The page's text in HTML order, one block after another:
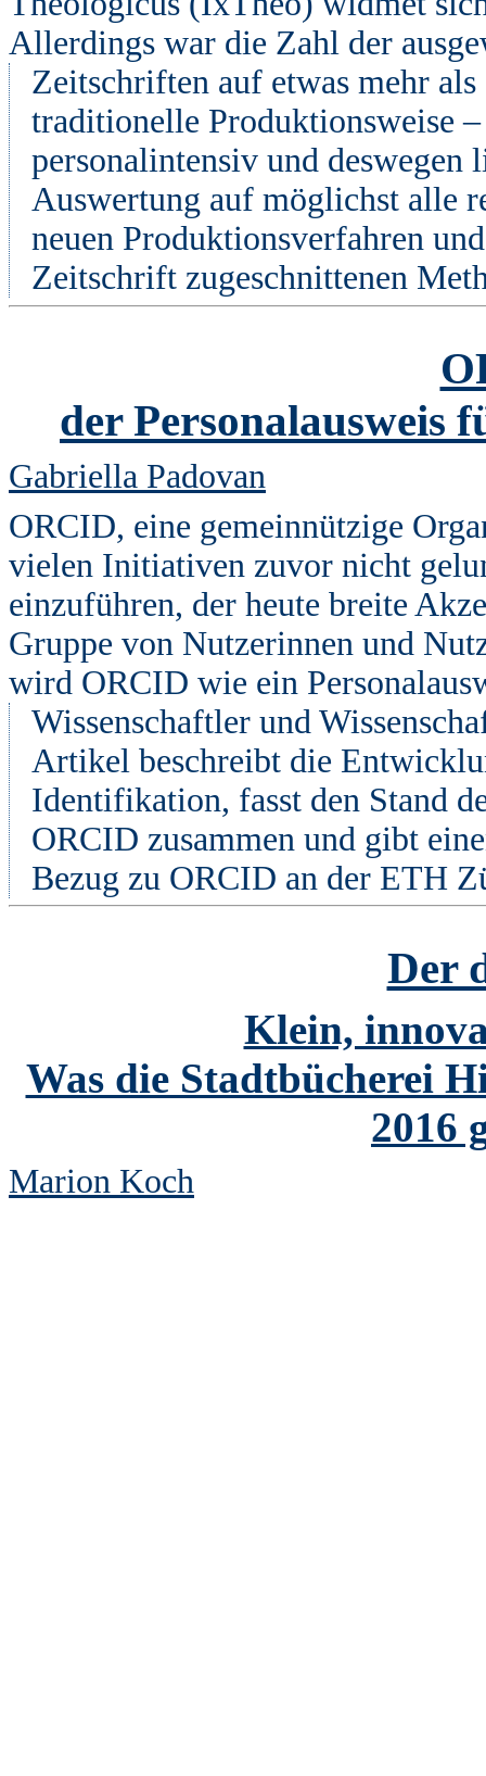
Allerdings war die Zahl der
Zeitschriften auf etwas mehr
traditionelle Produktionsweise
personalintensiv und
Auswertung auf möglichst alle
neuen Produktionsverfahren
Zeitschrift zugeschnittenen
der Personalausweis
Gabriella Padovan
ORCID, eine gemeinnützige
vielen Initiativen zuvor nicht
einzuführen, der heute breite
Gruppe von Nutzerinnen und
wird ORCID wie ein
Wissenschaftler und
Artikel beschreibt die
Identifikation, fasst den Stand
ORCID zusammen und gibt
Bezug zu ORCID an der ETH
Der
Klein,
Was die Stadtbücherei
2016
Marion Koch